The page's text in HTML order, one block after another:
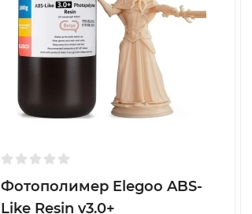
Фотополимер Elegoo ABS-
Like Resin v3.0+